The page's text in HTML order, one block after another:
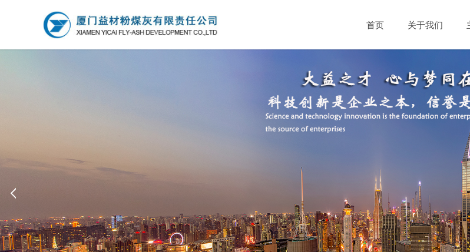
首页 关于我们